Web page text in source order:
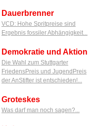
Dauerbrenner
VCD: Hohe Spritpreise sind
Ergebnis fossiler Abhängigkeit...
Demokratie und Aktion
Die Wahl zum Stuttgarter
FriedensPreis und JugendPreis
der AnStifter ist entschieden!...
Groteskes
Was darf man noch sagen?...